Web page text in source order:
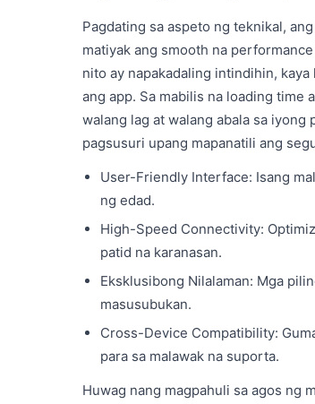
Pagdating sa aspeto ng teknikal,
matiyak ang smooth na
nito ay napakadaling intindihin,
ang app. Sa mabilis na loading time
walang lag at walang abala sa
pagsusuri upang mapanatili ang
User-Friendly Interface: Isang
ng edad.
High-Speed Connectivity:
patid na karanasan.
Eksklusibong Nilalaman: Mga
masusubukan.
Cross-Device Compatibility:
para sa malawak na suporta.
Huwag nang magpahuli sa agos ng